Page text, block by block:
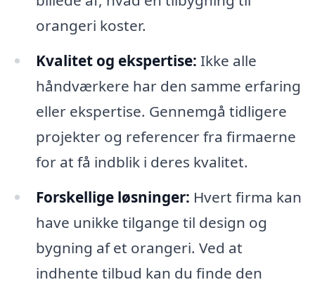
orangeri koster.
Kvalitet og ekspertise: Ikke alle
håndværkere har den samme erfaring
eller ekspertise. Gennemgå tidligere
projekter og referencer fra firmaerne
for at få indblik i deres kvalitet.
Forskellige løsninger: Hvert firma kan
have unikke tilgange til design og
bygning af et orangeri. Ved at
indhente tilbud kan du finde den